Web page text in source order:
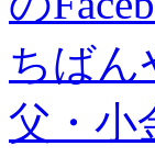
ちばん
父・小